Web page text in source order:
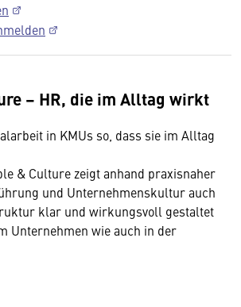
– HR, die im Alltag wirkt
in KMUs so, dass sie im Alltag
& Culture zeigt anhand praxisnaher
und Unternehmenskultur auch
klar und wirkungsvoll gestaltet
Unternehmen wie auch in der